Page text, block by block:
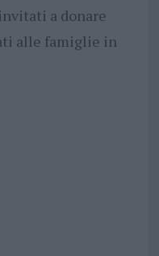
a donare
alle famiglie in